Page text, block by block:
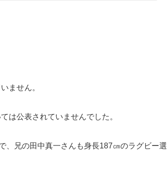
ません。
は公表されていませんでした。
、兄の田中真一さんも身長187㎝のラグビー選